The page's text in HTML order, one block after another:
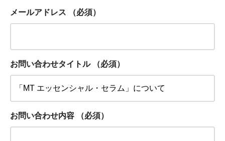
メールアドレス （必須）
お問い合わせタイトル （必須）
お問い合わせ内容 （必須）